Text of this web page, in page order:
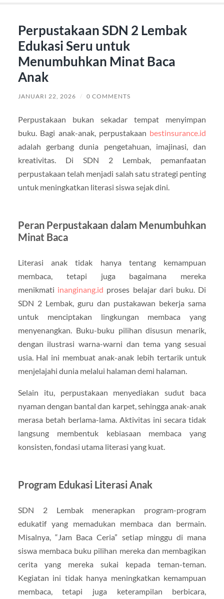
Perpustakaan SDN 2 Lembak
Edukasi Seru untuk
Menumbuhkan Minat Baca
Anak
JANUARI 22, 2026 / 0 COMMENTS
Perpustakaan bukan sekadar tempat menyimpan
buku. Bagi anak-anak, perpustakaan bestinsurance.id
adalah gerbang dunia pengetahuan, imajinasi, dan
kreativitas. Di SDN 2 Lembak, pemanfaatan
perpustakaan telah menjadi salah satu strategi penting
untuk meningkatkan literasi siswa sejak dini.
Peran Perpustakaan dalam Menumbuhkan
Minat Baca
Literasi anak tidak hanya tentang kemampuan
membaca, tetapi juga bagaimana mereka
menikmati inanginang.id proses belajar dari buku. Di
SDN 2 Lembak, guru dan pustakawan bekerja sama
untuk menciptakan lingkungan membaca yang
menyenangkan. Buku-buku pilihan disusun menarik,
dengan ilustrasi warna-warni dan tema yang sesuai
usia. Hal ini membuat anak-anak lebih tertarik untuk
menjelajahi dunia melalui halaman demi halaman.
Selain itu, perpustakaan menyediakan sudut baca
nyaman dengan bantal dan karpet, sehingga anak-anak
merasa betah berlama-lama. Aktivitas ini secara tidak
langsung membentuk kebiasaan membaca yang
konsisten, fondasi utama literasi yang kuat.
Program Edukasi Literasi Anak
SDN 2 Lembak menerapkan program-program
edukatif yang memadukan membaca dan bermain.
Misalnya, “Jam Baca Ceria” setiap minggu di mana
siswa membaca buku pilihan mereka dan membagikan
cerita yang mereka sukai kepada teman-teman.
Kegiatan ini tidak hanya meningkatkan kemampuan
membaca, tetapi juga keterampilan berbicara,